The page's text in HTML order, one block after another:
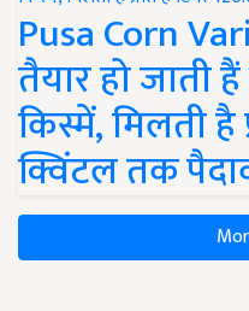
Pusa Corn
तैयार हो जाती
किस्में, मिलती है
क्विंटल तक